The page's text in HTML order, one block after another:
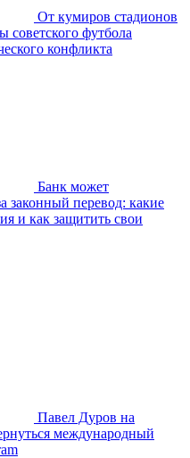
От кумиров стадионов
советского футбола
конфликта
Банк может
законный перевод: какие
и как защитить свои
Павел Дуров на
международный